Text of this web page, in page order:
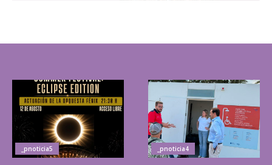
_pnoticia5 _pnoticia4